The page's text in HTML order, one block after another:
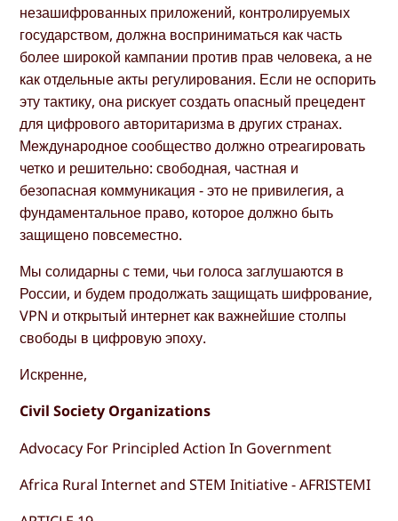
незашифрованных приложений, контролируемых
государством, должна восприниматься как часть
более широкой кампании против прав человека, а не
как отдельные акты регулирования. Если не оспорить
эту тактику, она рискует создать опасный прецедент
для цифрового авторитаризма в других странах.
Международное сообщество должно отреагировать
четко и решительно: свободная, частная и
безопасная коммуникация - это не привилегия, а
фундаментальное право, которое должно быть
защищено повсеместно.
Мы солидарны с теми, чьи голоса заглушаются в
России, и будем продолжать защищать шифрование,
VPN и открытый интернет как важнейшие столпы
свободы в цифровую эпоху.
Искренне,
Civil Society Organizations
Advocacy For Principled Action In Government
Africa Rural Internet and STEM Initiative - AFRISTEMI